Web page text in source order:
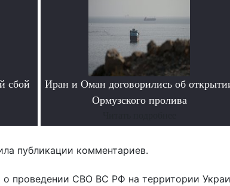
сбой
Иран и Оман договорились об
Ормузского пролива
публикации комментариев.
о проведении СВО ВС РФ на территории